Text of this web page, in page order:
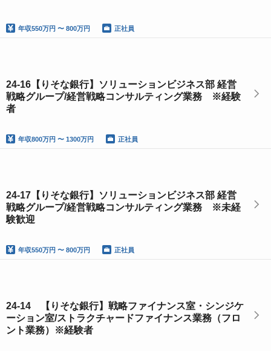
年収550万円 〜 800万円 正社員
24-16【りそな銀行】ソリューションビジネス部 経営
戦略グループ/経営戦略コンサルティング業務 ※経験
者
年収800万円 〜 1300万円 正社員
24-17【りそな銀行】ソリューションビジネス部 経営
戦略グループ/経営戦略コンサルティング業務 ※未経
験歓迎
年収550万円 〜 800万円 正社員
24-14 【りそな銀行】戦略ファイナンス室・シンジケ
ーション室/ストラクチャードファイナンス業務（フロ
ント業務）※経験者